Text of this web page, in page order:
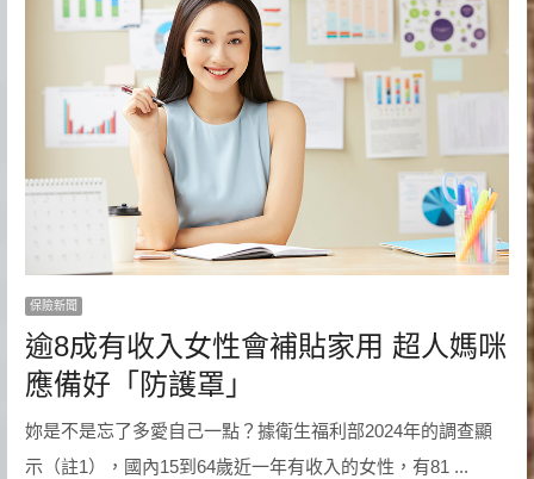
保險新聞
逾8成有收入女性會補貼家用 超人媽咪
應備好「防護罩」
妳是不是忘了多愛自己一點？據衛生福利部2024年的調查顯
示（註1），國內15到64歲近一年有收入的女性，有81 ...